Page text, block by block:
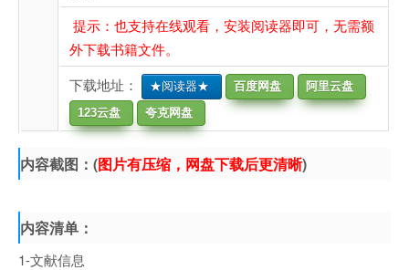
提示：也支持在线观看，安装阅读器即可，无需额
外下载书籍文件。
下载地址：
★阅读器★ 百度网盘
阿里云盘
123云盘
夸克网盘
内容截图：(图片有压缩，网盘下载后更清晰)
内容清单：
1-文献信息